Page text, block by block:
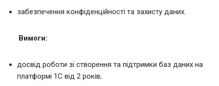
забезпечення конфіденційності та захисту даних.
Вимоги:
досвід роботи зі створення та підтримки баз даних на
платформі 1С від 2 років;